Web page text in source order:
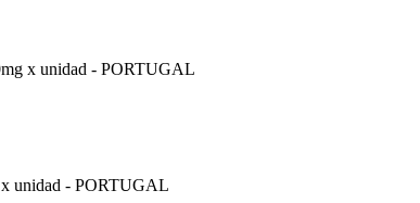
x unidad - PORTUGAL